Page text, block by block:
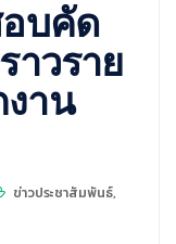
บคัด
าวราย
าน
ข่าวประชาสัมพันธ์,